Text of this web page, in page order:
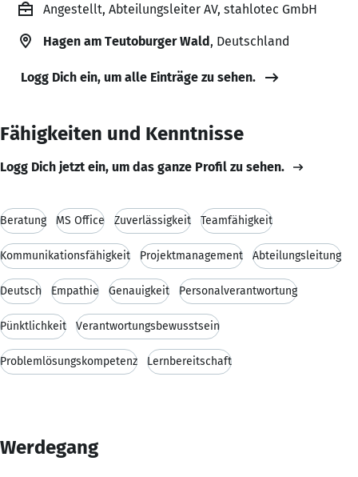
Angestellt, Abteilungsleiter AV, stahlotec GmbH
Hagen am Teutoburger Wald, Deutschland
Logg Dich ein, um alle Einträge zu sehen.
Fähigkeiten und Kenntnisse
Logg Dich jetzt ein, um das ganze Profil zu sehen.
Beratung MS Office Zuverlässigkeit Teamfähigkeit
Kommunikationsfähigkeit Projektmanagement Abteilungsleitung
Deutsch Empathie Genauigkeit Personalverantwortung
Pünktlichkeit Verantwortungsbewusstsein
Problemlösungskompetenz Lernbereitschaft
Werdegang